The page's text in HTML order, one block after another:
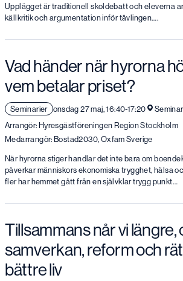
Upplägget är traditionell skoldebatt och eleverna
källkritik och argumentation inför tävlingen….
Vad händer när hyrorna
vem betalar priset?
Seminarier onsdag 27 maj, 16:40-17:20
Arrangör: Hyresgästföreningen Region Stockholm
Medarrangör: Bostad2030, Oxfam Sverige
När hyrorna stiger handlar det inte bara om
påverkar människors ekonomiska trygghet, hälsa
fler har hemmet gått från en självklar trygg punkt…
Tillsammans når vi längre,
samverkan, reform och
bättre liv